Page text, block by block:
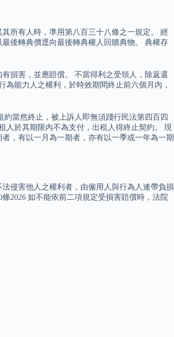
所有人時，準用第八百三十八條之一規定。 經
後轉典價逕向最後轉典權人回贖典物。 典權存
損害，並應賠償。 不當得利之受領人，除返還
能力人之權利，於時效期間終止前六個月內，
當然終止，被上訴人即無須踐行民法第四百四
人於其期限內不為支付，出租人得終止契約。 現
，有以一月為一期者，亦有以一季或一年為一期
侵害他人之權利者，由僱用人與行為人連帶負損
2026 如不能依前二項規定受損害賠償時，法院